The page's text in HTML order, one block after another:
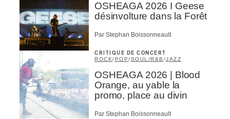
OSHEAGA 2026 I Geese
désinvolture dans la Forêt
Par Stephan Boissonneault
CRITIQUE DE CONCERT
ROCK/POP/SOUL/R&B /JAZZ
OSHEAGA 2026 | Blood
Orange, au yable la
promo, place au divin
Par Stephan Boissonneault